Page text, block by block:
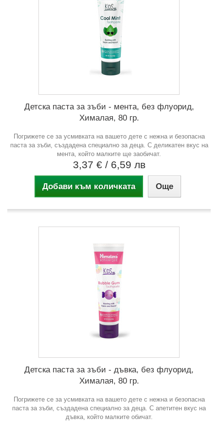
Детска паста за зъби - мента, без флуорид,
Хималая, 80 гр.
Погрижете се за усмивката на вашето дете с нежна и безопасна
паста за зъби, създадена специално за деца. С деликатен вкус на
мента, който малките ще заобичат.
3,37 € / 6,59 лв
Добави към количката Още
Детска паста за зъби - дъвка, без флуорид,
Хималая, 80 гр.
Погрижете се за усмивката на вашето дете с нежна и безопасна
паста за зъби, създадена специално за деца. С апетитен вкус на
дъвка, който малките обичат.